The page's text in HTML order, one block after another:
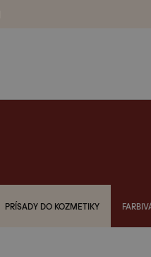
PRÍSADY DO KOZMETIKY